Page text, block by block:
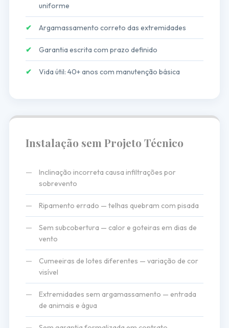
uniforme
✔ Argamassamento correto das extremidades
✔ Garantia escrita com prazo definido
✔ Vida útil: 40+ anos com manutenção básica
Instalação sem Projeto Técnico
—
Inclinação incorreta causa infiltrações por
sobrevento
— Ripamento errado — telhas quebram com pisada
—
Sem subcobertura — calor e goteiras em dias de
vento
—
Cumeeiras de lotes diferentes — variação de cor
visível
—
Extremidades sem argamassamento — entrada
de animais e água